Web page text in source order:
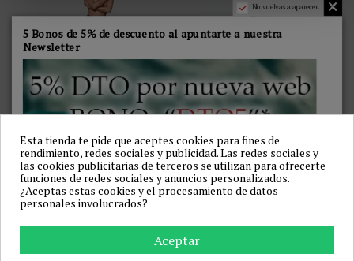
DEN
PASSION WOMAN GARTER & STOCK
24,32 €27,95 €
Añadir a la cesta
1/2
PASSION WOMAN
30,44 €34,99 €
Añadir a la cesta
-13%
No vuelvas a aparecer.
5 Bonos de 5% de descuento al apuntarte a nuestra
Newsletter
Esta tienda te pide que aceptes cookies para fines de
rendimiento, redes sociales y publicidad. Las redes sociales y
las cookies publicitarias de terceros se utilizan para ofrecerte
funciones de redes sociales y anuncios personalizados.
¿Aceptas estas cookies y el procesamiento de datos
personales involucrados?
Aceptar